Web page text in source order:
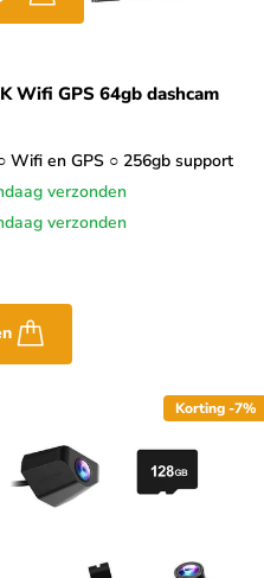
Wifi GPS 64gb dashcam
Wifi en GPS ○ 256gb support
verzonden
verzonden
Korting -7%